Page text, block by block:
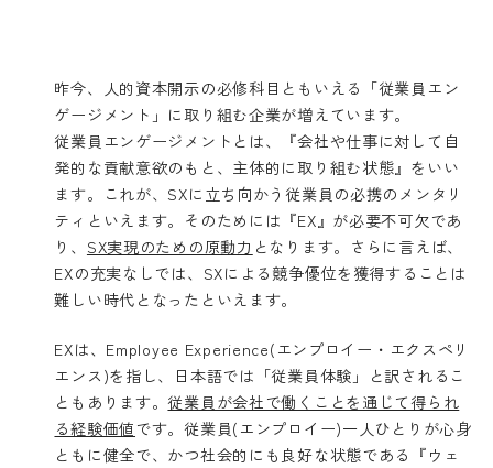
昨今、人的資本開示の必修科目ともいえる「従業員エン
ゲージメント」に取り組む企業が増えています。
従業員エンゲージメントとは、『会社や仕事に対して自
発的な貢献意欲のもと、主体的に取り組む状態』をいい
ます。これが、SXに立ち向かう従業員の必携のメンタリ
ティといえます。そのためには『EX』が必要不可欠であ
り、 SX実現のための原動力 となります。さらに言えば、
EXの充実なしでは、SXによる競争優位を獲得することは
難しい時代となったといえます。
EXは、Employee Experience(エンプロイー・エクスペリ
エンス)を指し、日本語では「従業員体験」と訳されるこ
ともあります。従業員が会社で働くことを通じて得られ
る経験価値です。従業員(エンプロイー)一人ひとりが心身
ともに健全で、かつ社会的にも良好な状態である『ウェ